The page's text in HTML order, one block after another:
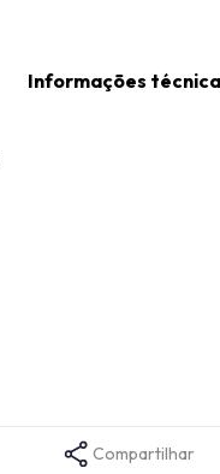
Informações
Compartilhar